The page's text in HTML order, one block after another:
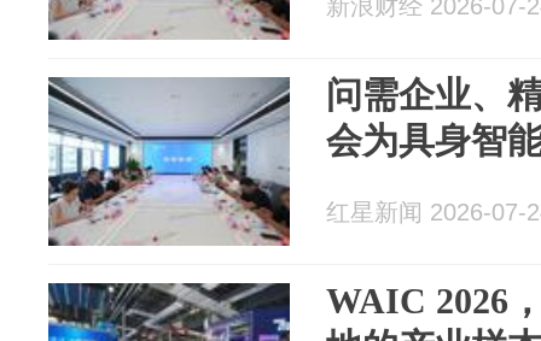
新浪财经 2026-07-
问需企业、
会为具身智
红星新闻 2026-07-
WAIC 2026